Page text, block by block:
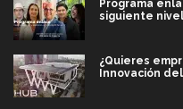
Programa
siguiente
¿Quieres
Innovación